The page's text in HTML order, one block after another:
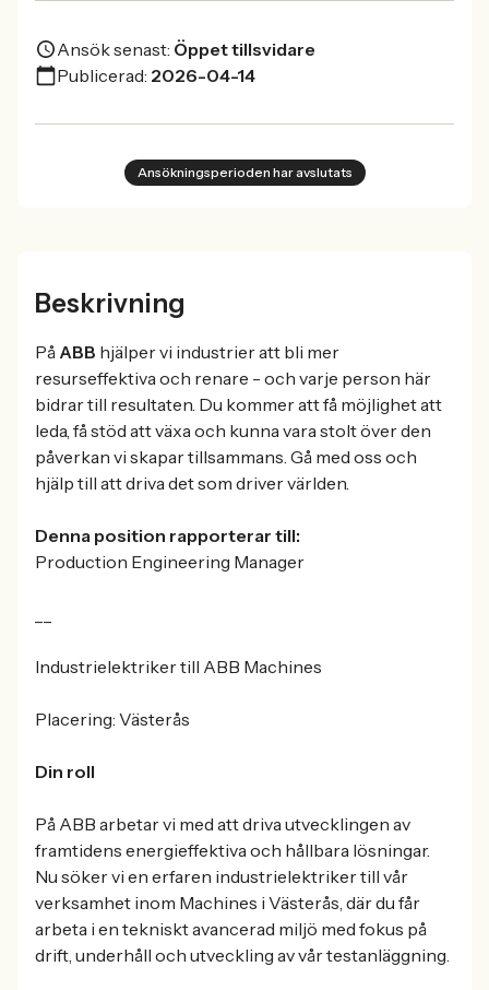
Ansök senast: Öppet tillsvidare
Publicerad: 2026-04-14
Ansökningsperioden har avslutats
Beskrivning
På ABB hjälper vi industrier att bli mer
resurseffektiva och renare - och varje person här
bidrar till resultaten. Du kommer att få möjlighet att
leda, få stöd att växa och kunna vara stolt över den
påverkan vi skapar tillsammans. Gå med oss och
hjälp till att driva det som driver världen.
Denna position rapporterar till:
Production Engineering Manager
Industrielektriker till ABB Machines
Placering: Västerås
Din roll
På ABB arbetar vi med att driva utvecklingen av
framtidens energieffektiva och hållbara lösningar.
Nu söker vi en erfaren industrielektriker till vår
verksamhet inom Machines i Västerås, där du får
arbeta i en tekniskt avancerad miljö med fokus på
drift, underhåll och utveckling av vår testanläggning.